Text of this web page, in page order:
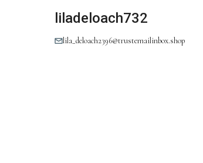
liladeloach732
lila_deloach2396@trustemailinbox.shop